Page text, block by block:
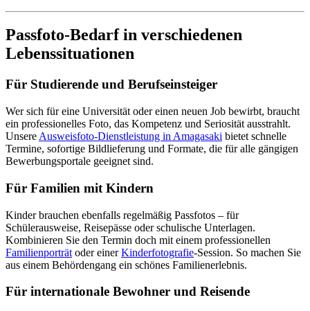
Passfoto-Bedarf in verschiedenen
Lebenssituationen
Für Studierende und Berufseinsteiger
Wer sich für eine Universität oder einen neuen Job bewirbt, braucht
ein professionelles Foto, das Kompetenz und Seriosität ausstrahlt.
Unsere Ausweisfoto-Dienstleistung in Amagasaki bietet schnelle
Termine, sofortige Bildlieferung und Formate, die für alle gängigen
Bewerbungsportale geeignet sind.
Für Familien mit Kindern
Kinder brauchen ebenfalls regelmäßig Passfotos – für
Schülerausweise, Reisepässe oder schulische Unterlagen.
Kombinieren Sie den Termin doch mit einem professionellen
Familienporträt oder einerKinderfotografie-Session. So machen Sie
aus einem Behördengang ein schönes Familienerlebnis.
Für internationale Bewohner und Reisende